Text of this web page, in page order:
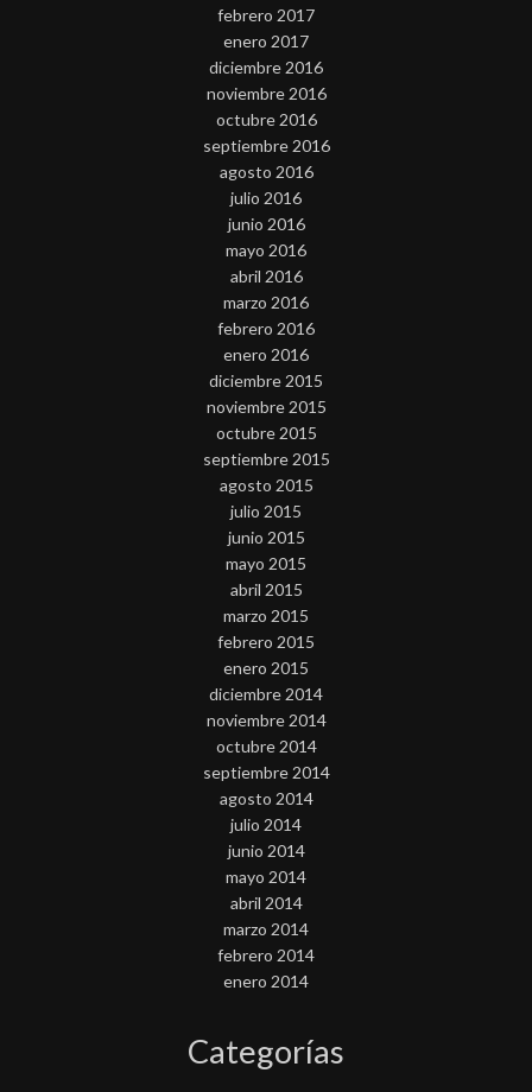
febrero 2017
enero 2017
diciembre 2016
noviembre 2016
octubre 2016
septiembre 2016
agosto 2016
julio 2016
junio 2016
mayo 2016
abril 2016
marzo 2016
febrero 2016
enero 2016
diciembre 2015
noviembre 2015
octubre 2015
septiembre 2015
agosto 2015
julio 2015
junio 2015
mayo 2015
abril 2015
marzo 2015
febrero 2015
enero 2015
diciembre 2014
noviembre 2014
octubre 2014
septiembre 2014
agosto 2014
julio 2014
junio 2014
mayo 2014
abril 2014
marzo 2014
febrero 2014
enero 2014
Categorías